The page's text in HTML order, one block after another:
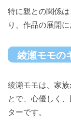
特に親との関係
り、作品の展開
綾瀬モモの
綾瀬モモは、家
とで、心優しく
ターです。